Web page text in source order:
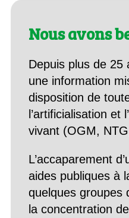
Nous avons
Depuis plus de 25
une information
disposition de
l’artificialisation et
vivant (OGM,
L’accaparement
aides publiques à
quelques groupes
la concentration